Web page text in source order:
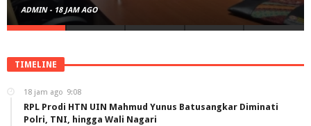
ADMIN - 21 JAM AGO
TIMELINE
18 jam ago 9:08
RPL Prodi HTN UIN Mahmud Yunus Batusangkar Diminati
Polri, TNI, hingga Wali Nagari